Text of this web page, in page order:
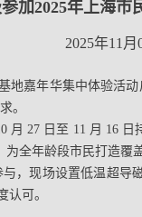
加2025年上海
2025年11月
地嘉年华集中体验活
。
月 27 日至 11 月 16
全年龄段市民打造覆
，现场设置低温超导
认可。